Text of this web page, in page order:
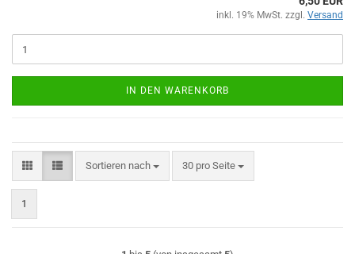
inkl. 19% MwSt. zzgl. Versand
IN DEN WARENKORB
Sortieren nach
Sortieren nach 30 pro Seite
pro Seite
1